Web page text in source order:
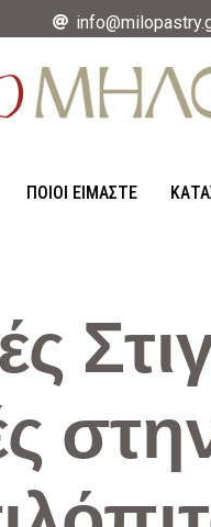
ΠΟΙΟΙ ΕΙΜΑΣΤΕ